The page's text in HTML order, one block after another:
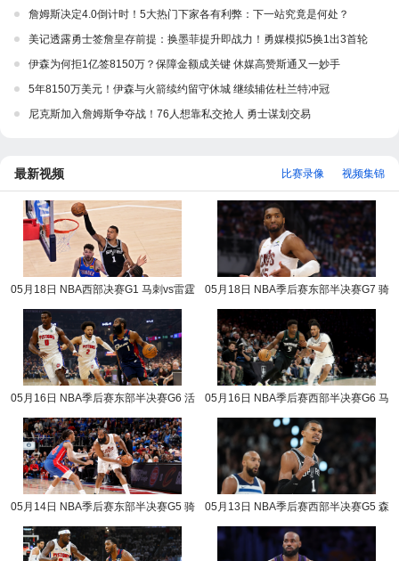
詹姆斯决定4.0倒计时！5大热门下家各有利弊：下一站究竟是何处？
美记透露勇士签詹皇存前提：换墨菲提升即战力！勇媒模拟5换1出3首轮
伊森为何拒1亿签8150万？保障金额成关键 休媒高赞斯通又一妙手
5年8150万美元！伊森与火箭续约留守休城 继续辅佐杜兰特冲冠
尼克斯加入詹姆斯争夺战！76人想靠私交抢人 勇士谋划交易
最新视频 视频集锦
比赛录像
05月18日 NBA西部决赛G1 马刺vs雷霆
05月18日 NBA季后赛东部半决赛G7 骑
05月16日 NBA季后赛东部半决赛G6 活
05月16日 NBA季后赛西部半决赛G6 马
05月14日 NBA季后赛东部半决赛G5 骑
05月13日 NBA季后赛西部半决赛G5 森